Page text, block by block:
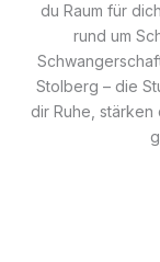
du Raum für
rund um
Stolberg – die
dir Ruhe, stärken